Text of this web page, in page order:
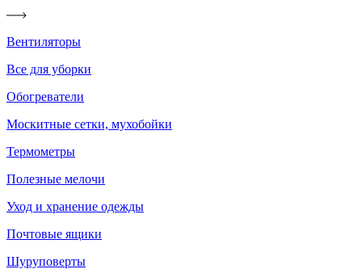
Вентиляторы
Все для уборки
Обогреватели
Москитные сетки, мухобойки
Термометры
Полезные мелочи
Уход и хранение одежды
Почтовые ящики
Шуруповерты